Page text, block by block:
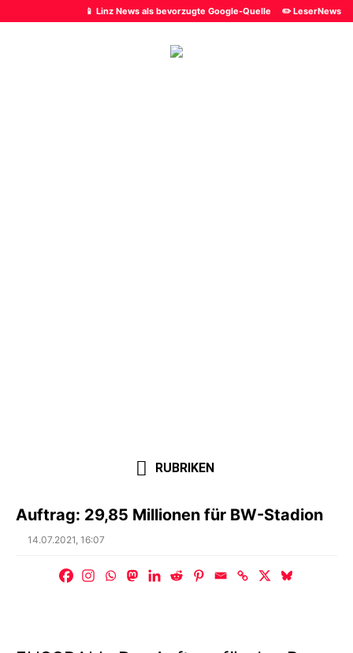
📱 Linz News als bevorzugte Google-Quelle ✏️ LeserNews
RUBRIKEN
Auftrag: 29,85 Millionen für BW-Stadion
Posted
14.07.2021, 16:07